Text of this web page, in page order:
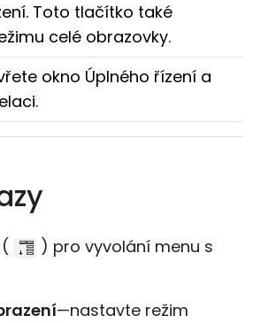
Toto tlačítko také
celé obrazovky.
okno Úplného řízení a
) pro vyvolání menu s
—nastavte režim